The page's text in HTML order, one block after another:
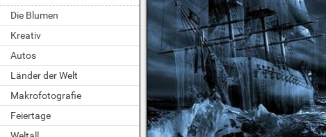
Die Blumen
Kreativ
Autos
Länder der Welt
Makrofotografie
Feiertage